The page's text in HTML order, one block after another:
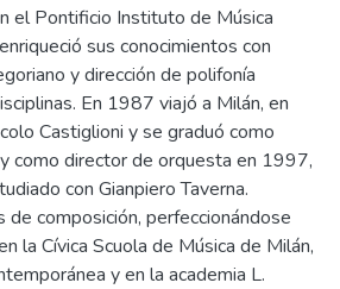
el Pontificio Instituto de Música
sus conocimientos con
y dirección de polifonía
En 1987 viajó a Milán, en
Castiglioni y se graduó como
como director de orquesta en 1997,
con Gianpiero Taverna.
de composición, perfeccionándose
la Cívica Scuola de Música de Milán,
y en la academia L.